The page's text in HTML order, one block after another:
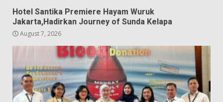
Hotel Santika Premiere Hayam Wuruk
Jakarta,Hadirkan Journey of Sunda Kelapa
August 7, 2026